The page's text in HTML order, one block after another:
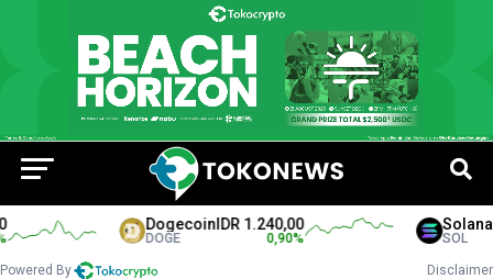
DogecoinIDR 1.240,00
DOGE 0,90 %
Solana
SOL
Powered By Disclaimer